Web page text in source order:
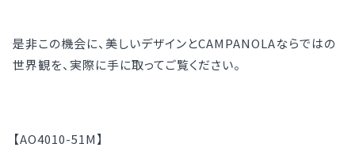
是非この機会に、美しいデザインとCAMPANOLAならではの
世界観を、実際に手に取ってご覧ください。
【AO4010-51M】